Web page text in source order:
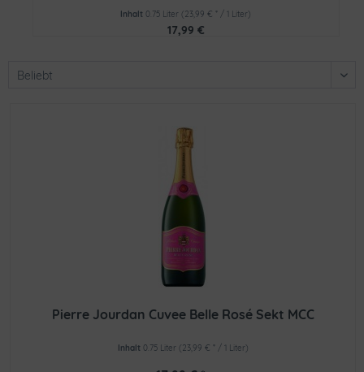
Inhalt 0.75 Liter (23,99 € * / 1 Liter)
17,99 €
Pierre Jourdan Cuvee Belle Rosé Sekt MCC
Inhalt 0.75 Liter (23,99 € * / 1 Liter)